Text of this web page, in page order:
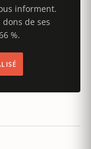
informent.
de ses
%.